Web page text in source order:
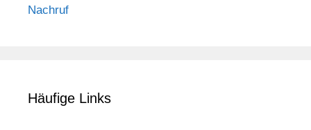
Nachruf
Häufige Links